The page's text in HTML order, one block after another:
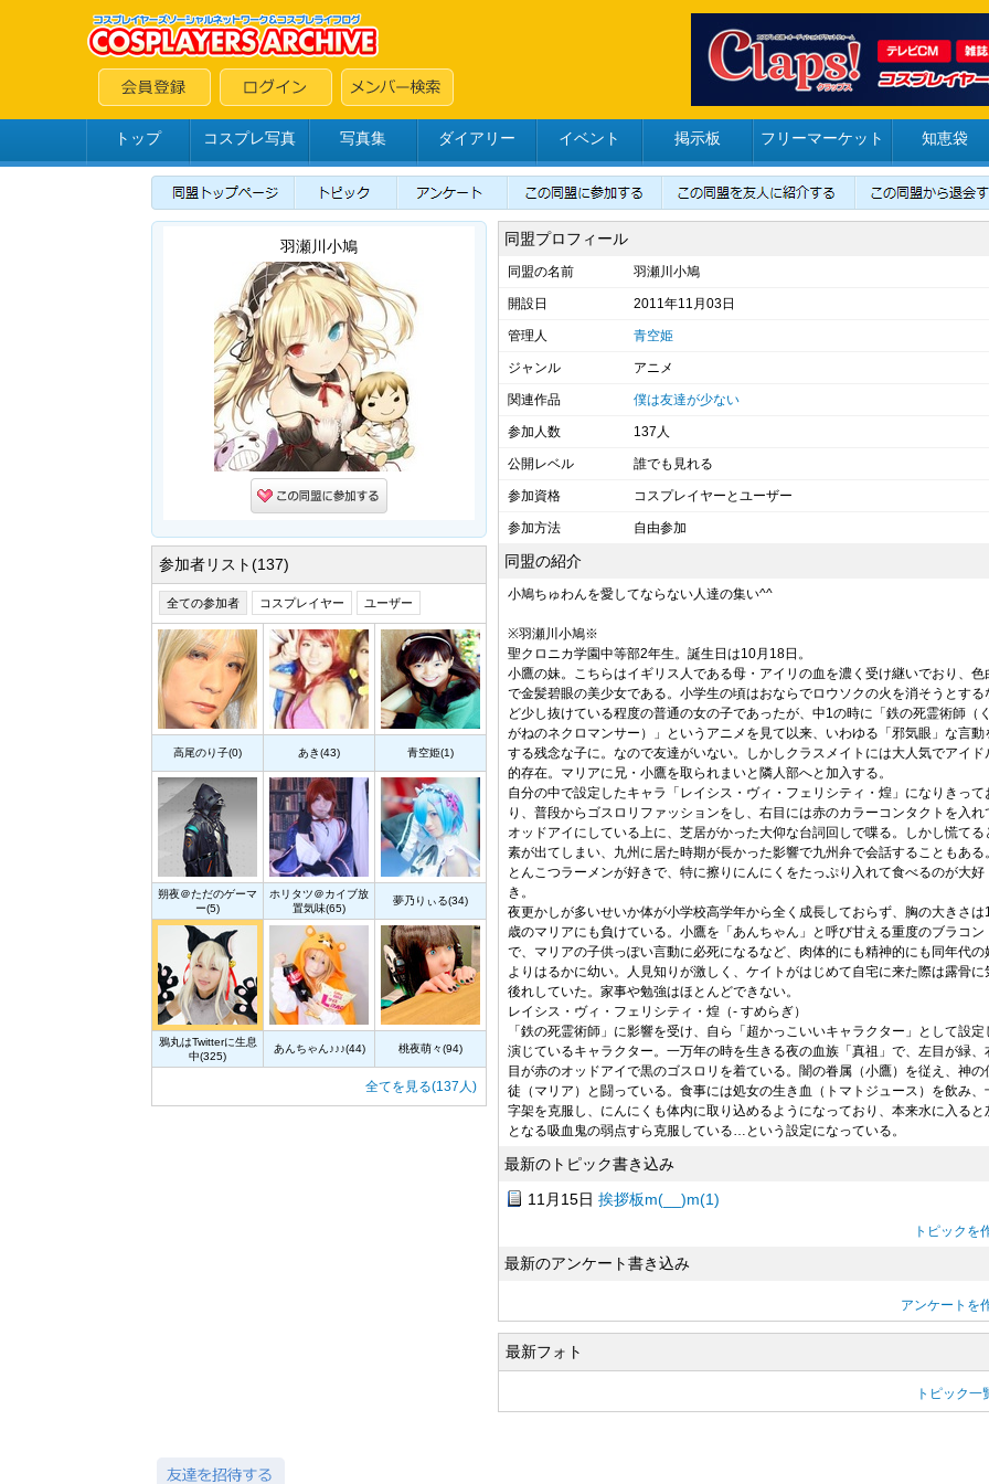
トップ コスプレ写真 写真集 ダイアリー イベント 掲示板 フリーマーケット 知恵袋
羽瀬川小鳩
参加者リスト(137)
全ての参加者 コスプレイヤー ユーザー
高尾のり子(0) あき(43) 青空姫(1)
朔夜＠ただのゲーマ
ー(5)
ホリタツ＠カイブ放
置気味(65)
夢乃りぃる(34)
鴉丸はTwitterに生息
中(325)
あんちゃん♪♪♪(44) 桃夜萌々(94)
全てを見る(137人)
同盟プロフィール
同盟の名前 羽瀬川小鳩
開設日 2011年11月03日
管理人 青空姫
ジャンル アニメ
関連作品 僕は友達が少ない
参加人数 137人
公開レベル 誰でも見れる
参加資格 コスプレイヤーとユーザー
参加方法 自由参加
同盟の紹介
小鳩ちゅわんを愛してならない人達の集い^^
※羽瀬川小鳩※
聖クロニカ学園中等部2年生。誕生日は10月18日。
小鷹の妹。こちらはイギリス人である母・アイリの血を濃く受け継いでおり、色
で金髪碧眼の美少女である。小学生の頃はおならでロウソクの火を消そうとする
ど少し抜けている程度の普通の女の子であったが、中1の時に「鉄の死霊術師（
がねのネクロマンサー）」というアニメを見て以来、いわゆる「邪気眼」な言動
する残念な子に。なので友達がいない。しかしクラスメイトには大人気でアイド
的存在。マリアに兄・小鷹を取られまいと隣人部へと加入する。
自分の中で設定したキャラ「レイシス・ヴィ・フェリシティ・煌」になりきって
り、普段からゴスロリファッションをし、右目には赤のカラーコンタクトを入れ
オッドアイにしている上に、芝居がかった大仰な台詞回しで喋る。しかし慌てる
素が出てしまい、九州に居た時期が長かった影響で九州弁で会話することもある。
とんこつラーメンが好きで、特に擦りにんにくをたっぷり入れて食べるのが大好
き。
夜更かしが多いせいか体が小学校高学年から全く成長しておらず、胸の大きさは
歳のマリアにも負けている。小鷹を「あんちゃん」と呼び甘える重度のブラコン
で、マリアの子供っぽい言動に必死になるなど、肉体的にも精神的にも同年代の
よりはるかに幼い。人見知りが激しく、ケイトがはじめて自宅に来た際は露骨に
後れしていた。家事や勉強はほとんどできない。
レイシス・ヴィ・フェリシティ・煌（- すめらぎ）
「鉄の死霊術師」に影響を受け、自ら「超かっこいいキャラクター」として設定
演じているキャラクター。一万年の時を生きる夜の血族「真祖」で、左目が緑、
目が赤のオッドアイで黒のゴスロリを着ている。闇の眷属（小鷹）を従え、神の
徒（マリア）と闘っている。食事には処女の生き血（トマトジュース）を飲み、
字架を克服し、にんにくも体内に取り込めるようになっており、本来水に入ると
となる吸血鬼の弱点すら克服している…という設定になっている。
最新のトピック書き込み
11月15日 挨拶板m(__)m(1)
トピックを
最新のアンケート書き込み
アンケートを
最新フォト
トピック一